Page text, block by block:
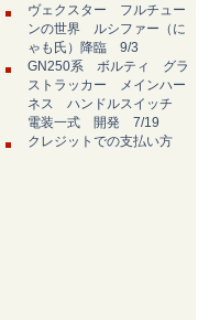
ヴェクスター フルチュー
ンの世界 ルシファー（に
ゃも氏）降臨 9/3
GN250系 ボルティ グラ
ストラッカー メインハー
ネス ハンドルスイッチ
電装一式 開発 7/19
クレジットでの支払い方